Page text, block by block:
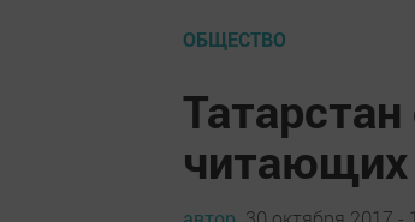
ОБЩЕСТВО
читающих